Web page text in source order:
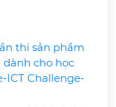
thi sản phẩm
cho học
ICT Challenge-